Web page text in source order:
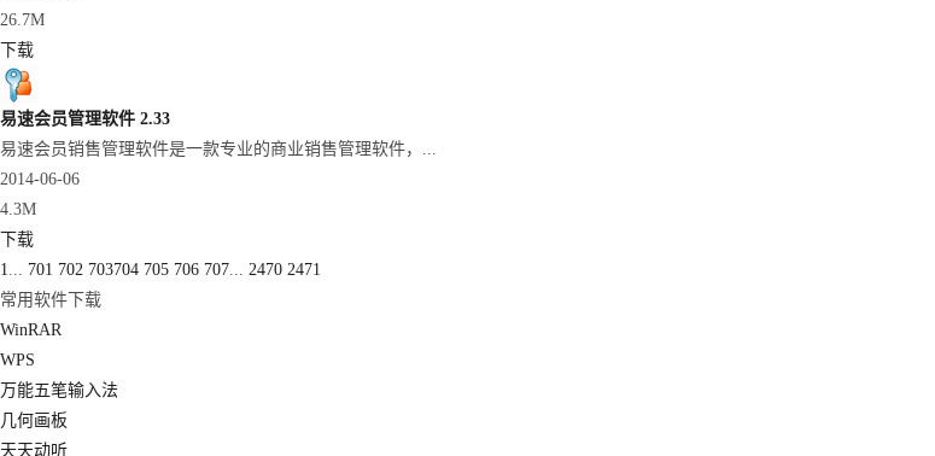
26.7M
下载
易速会员管理软件 2.33
易速会员销售管理软件是一款专业的商业销售管理软件，...
2014-06-06
4.3M
下载
1... 701 702 703704 705 706 707... 2470 2471
常用软件下载
WinRAR
WPS
万能五笔输入法
几何画板
天天动听